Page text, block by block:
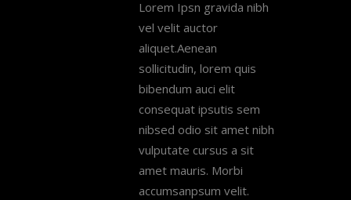
Lorem Ipsn gravida nibh
vel velit auctor
aliquet.Aenean
sollicitudin, lorem quis
bibendum auci elit
consequat ipsutis sem
nibsed odio sit amet nibh
vulputate cursus a sit
amet mauris. Morbi
accumsanpsum velit.